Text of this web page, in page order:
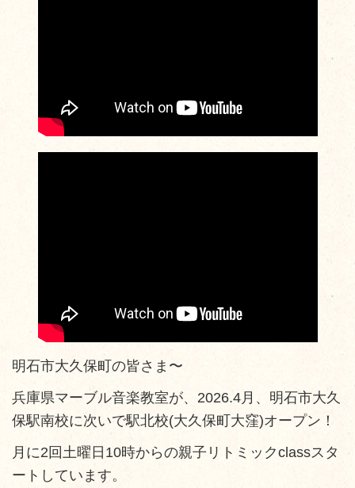
明石市大久保町の皆さま〜
兵庫県マーブル音楽教室が、2026.4月、明石市大久
保駅南校に次いで駅北校(大久保町大窪)オープン！
月に2回土曜日10時からの親子リトミックclassスタ
ートしています。